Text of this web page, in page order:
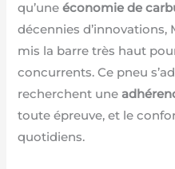
qu’uneéconomie de
décennies d’innovations,
mis la barre très haut
concurrents. Ce pneu
recherchent une
toute épreuve, et le
quotidiens.